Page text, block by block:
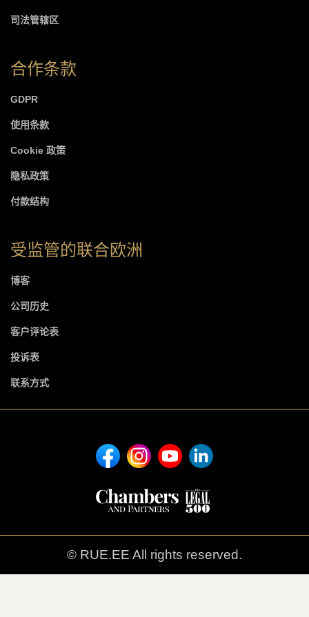
司法管辖区
合作条款
GDPR
使用条款
Cookie 政策
隐私政策
付款结构
受监管的联合欧洲
博客
公司历史
客户评论表
投诉表
联系方式
© RUE.EE All rights reserved.